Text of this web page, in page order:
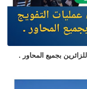
بجميع المحاور .